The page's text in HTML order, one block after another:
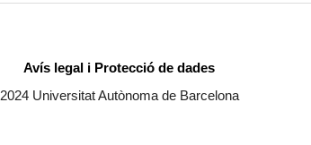
Avís legal i Protecció de dades
2024 Universitat Autònoma de Barcelona